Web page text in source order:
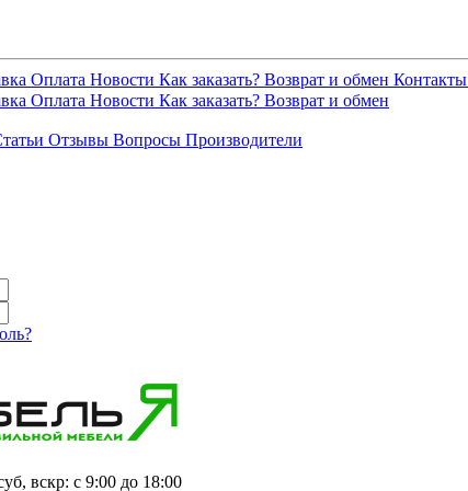
Оплата Новости Как заказать? Возврат и обмен Контакты
Оплата Новости Как заказать? Возврат и обмен
Отзывы Вопросы Производители
вскр: с 9:00 до 18:00